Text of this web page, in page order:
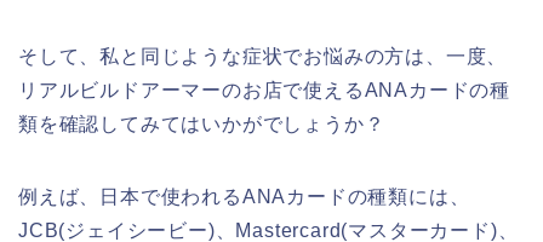
そして、私と同じような症状でお悩みの方は、一度、
リアルビルドアーマーのお店で使えるANAカードの種
類を確認してみてはいかがでしょうか？
例えば、日本で使われるANAカードの種類には、
JCB(ジェイシービー)、Mastercard(マスターカード)、